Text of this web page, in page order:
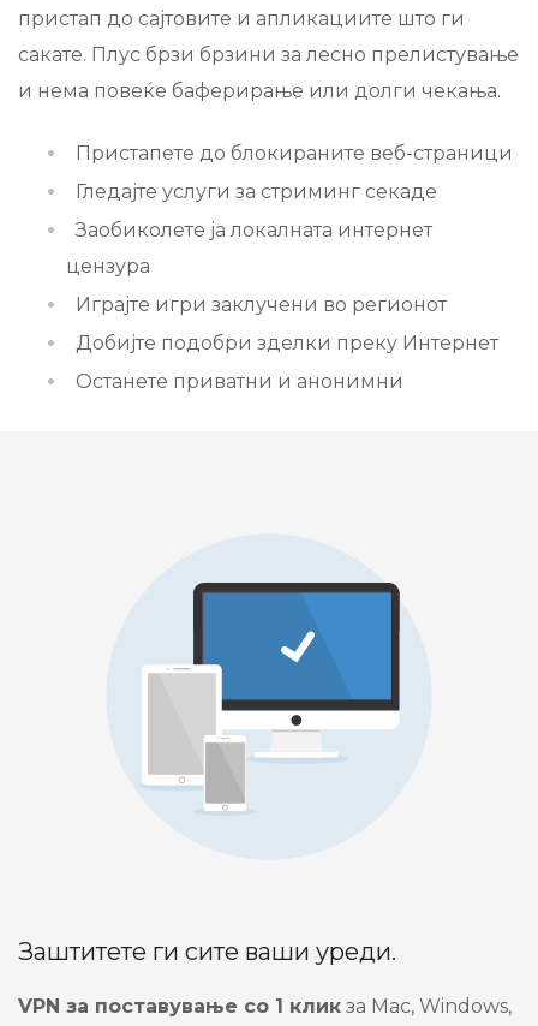
пристап до сајтовите и апликациите што ги
сакате. Плус брзи брзини за лесно прелистување
и нема повеќе баферирање или долги чекања.
Пристапете до блокираните веб-страници
Гледајте услуги за стриминг секаде
Заобиколете ја локалната интернет
цензура
Играјте игри заклучени во регионот
Добијте подобри зделки преку Интернет
Останете приватни и анонимни
Заштитете ги сите ваши уреди.
VPN за поставување со 1 клик за Mac, Windows,